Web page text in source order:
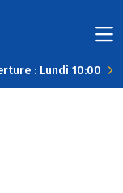
: Lundi 10:00